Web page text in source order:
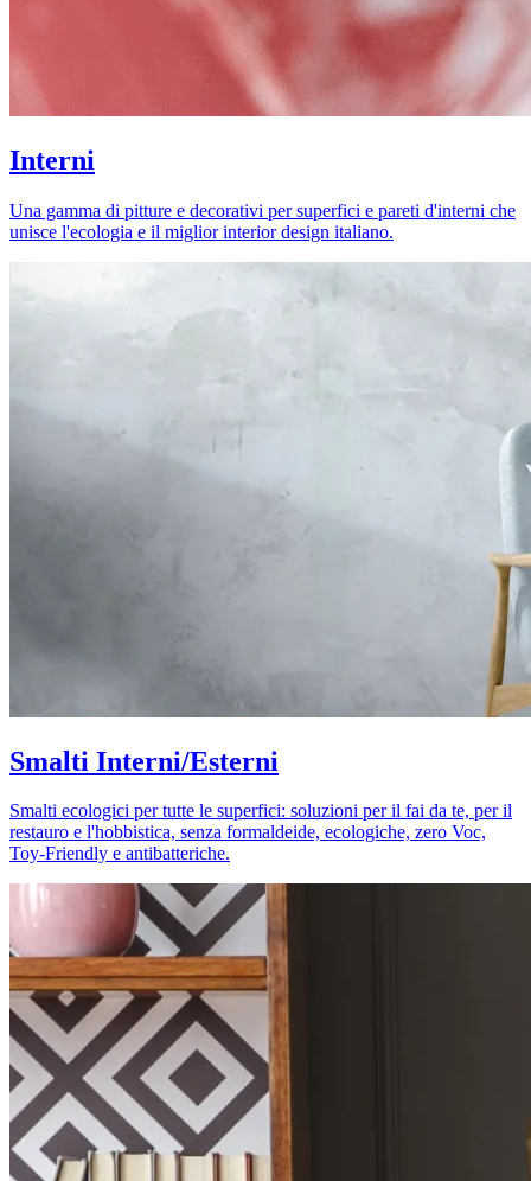
Interni
Una gamma di pitture e decorativi per superfici e pareti d'interni che
unisce l'ecologia e il miglior interior design italiano.
Smalti Interni/Esterni
Smalti ecologici per tutte le superfici: soluzioni per il fai da te, per il
restauro e l'hobbistica, senza formaldeide, ecologiche, zero Voc,
Toy-Friendly e antibatteriche.